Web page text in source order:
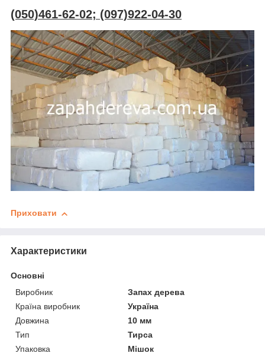
(050)461-62-02; (097)922-04-30
Приховати
Характеристики
Основні
Виробник
Запах дерева
Країна виробник
Україна
Довжина
10 мм
Тип
Тирса
Упаковка
Мішок